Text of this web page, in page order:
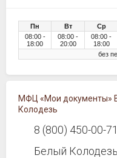
Пн Вт Ср
08:00 -
18:00
08:00 -
20:00
08:00 -
18:00
без
МФЦ «Мои документы»
Колодезь
8 (800) 450-00-71
Белый Колодезь